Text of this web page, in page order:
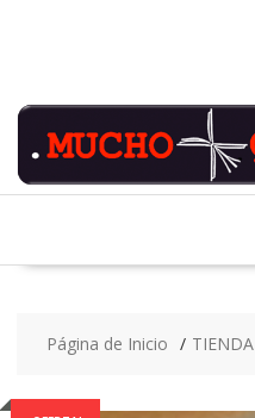
Página de Inicio TIENDA